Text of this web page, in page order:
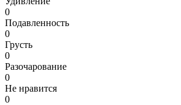
0
Подавленность
0
Грусть
0
Разочарование
0
Не нравится
0